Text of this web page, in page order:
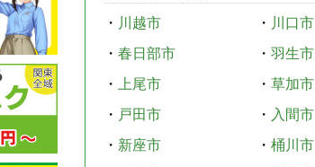
・ 川越市 ・ 川口市
・ 春日部市 ・ 羽生市
・
上尾市 ・ 草加市
・ 戸田市 ・ 入間市
・ 新座市 ・ 桶川市